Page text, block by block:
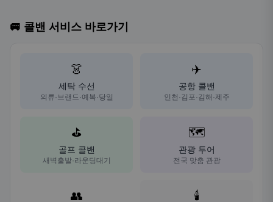
🚐 콜밴 서비스 바로가기
👗
세탁 수선
의류·브랜드·예복·당일
✈️
공항 콜밴
인천·김포·김해·제주
⛳
골프 콜밴
새벽출발·라운딩대기
🗺️
관광 투어
전국 맞춤 관광
👥 🕯️